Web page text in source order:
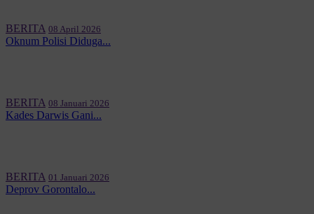
BERITA 08 April 2026
Oknum Polisi Diduga...
BERITA 08 Januari 2026
Kades Darwis Gani...
BERITA 01 Januari 2026
Deprov Gorontalo...